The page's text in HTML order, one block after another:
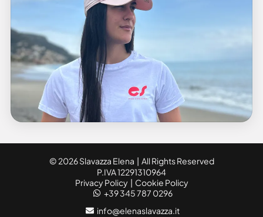
© 2026 Slavazza Elena | All Rights Reserved
P.IVA 12291310964
Privacy Policy| Cookie Policy
+39 345 787 0296
info@elenaslavazza.it